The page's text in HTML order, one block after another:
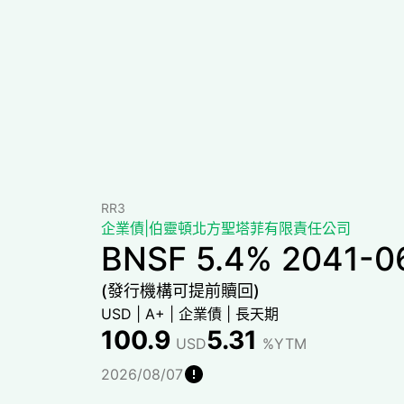
RR3
企業債 伯靈頓北方聖塔菲有限責任公司
BNSF 5.4% 2041-
(發行機構可提前贖回)
USD A+ 企業債 長天期
100.9 USD
2026/08/07
5.31 %YTM